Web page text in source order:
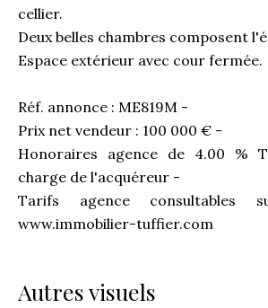
cellier.
Deux belles chambres composent
Espace extérieur avec cour fermée.
Réf. annonce : ME819M -
Prix net vendeur : 100 000 € -
Honoraires agence de 4.00 %
charge de l'acquéreur -
Tarifs agence consultables
www.immobilier-tuffier.com
Autres visuels